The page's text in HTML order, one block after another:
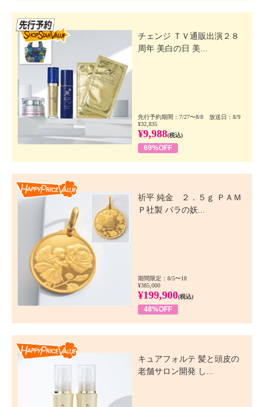
チェンジ ＴＶ通販出演２８
周年 美白の日 美...
先行予約期間：7/27〜8/8 放送日：8/9
¥32,835
¥9,988(税込)
69%OFF
祈平 純金 ２．５ｇ ＰＡＭ
Ｐ社製 バラの妖...
期間限定：8/5〜18
¥385,000
¥199,900(税込)
48%OFF
キュアフォルテ 髪と頭皮の
老舗サロン開発 し...